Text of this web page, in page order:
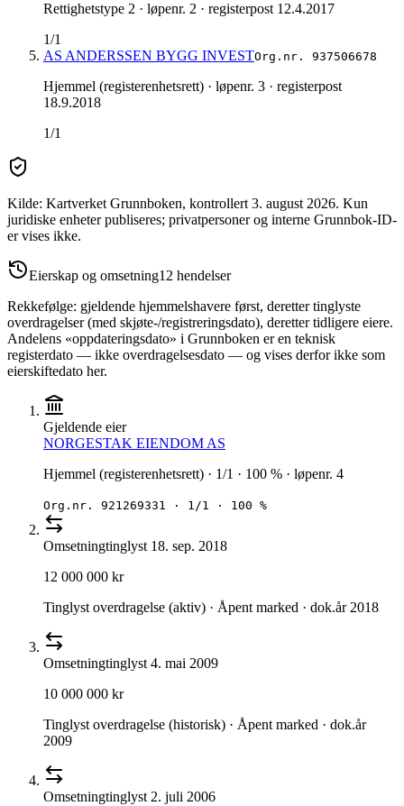
Rettighetstype 2 · løpenr. 2 · registerpost 12.4.2017
1/1
AS ANDERSSEN BYGG INVESTOrg.nr. 937506678
Hjemmel (registerenhetsrett) · løpenr. 3 · registerpost
18.9.2018
1/1
Kilde: Kartverket Grunnboken, kontrollert 3. august 2026. Kun
juridiske enheter publiseres; privatpersoner og interne Grunnbok-ID-
er vises ikke.
Eierskap og omsetning12 hendelser
Rekkefølge: gjeldende hjemmelshavere først, deretter tinglyste
overdragelser (med skjøte-/registreringsdato), deretter tidligere eiere.
Andelens «oppdateringsdato» i Grunnboken er en teknisk
registerdato — ikke overdragelsesdato — og vises derfor ikke som
eierskiftedato her.
Gjeldende eier
NORGESTAK EIENDOM AS
Hjemmel (registerenhetsrett) · 1/1 · 100 % · løpenr. 4
Org.nr. 921269331 · 1/1 · 100 %
Omsetningtinglyst 18. sep. 2018
12 000 000 kr
Tinglyst overdragelse (aktiv) · Åpent marked · dok.år 2018
Omsetningtinglyst 4. mai 2009
10 000 000 kr
Tinglyst overdragelse (historisk) · Åpent marked · dok.år
2009
Omsetningtinglyst 2. juli 2006